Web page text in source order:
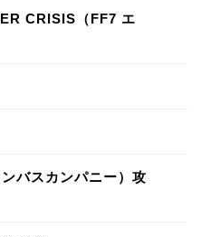
CRISIS（FF7 エ
バスカンパニー）攻